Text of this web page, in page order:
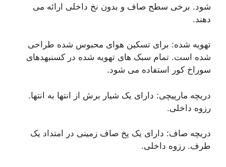
شود. برخی سطح صاف و بدون نخ داخلی ارائه می
دهند.
تهویه شده: برای تسکین هوای محبوس شده طراحی
شده است. تمام سبک های تهویه شده در کسنبهدهای
سوراخ کور استفاده می شود.
دریچه مارپیچی: دارای یک شیار برش از انتها به انتها.
رزوه داخلی.
دریچه صاف: دارای یک پخ صاف زمینی در امتداد یک
طرف. رزوه داخلی.